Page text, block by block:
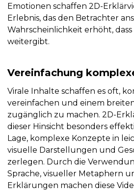
Emotionen schaffen 2D-
Erlebnis, das den Betrachter
Wahrscheinlichkeit erhöht, dass
weitergibt.
Vereinfachung
Virale Inhalte schaffen es oft,
vereinfachen und einem
zugänglich zu machen. 2D-
dieser Hinsicht besonders
Lage, komplexe Konzepte in
visuelle Darstellungen und
zerlegen. Durch die
Sprache, visueller Metaphern
Erklärungen machen diese